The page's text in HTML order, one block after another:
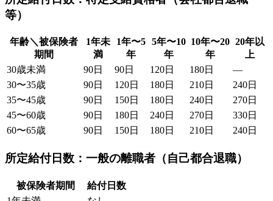
等）
年齢＼被保険者
期間
1年未
満
1年〜5
年
5年〜10
年
10年〜20
年
20年以
上
30歳未満
90日 90日 120日 180日
—
30〜35歳
90日 120日 180日 210日
240日
35〜45歳
90日 150日 180日 240日
270日
45〜60歳
90日 180日 240日 270日
330日
60〜65歳
90日 150日 180日 210日 240日
所定給付日数：一般の離職者（自己都合退職）
被保険者期間
給付日数